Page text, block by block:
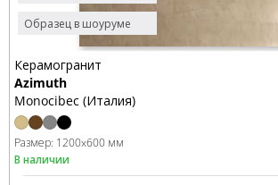
Образец в шоуруме
Керамогранит
Azimuth
Monocibec (Италия)
Размер: 1200x600 мм
В наличии